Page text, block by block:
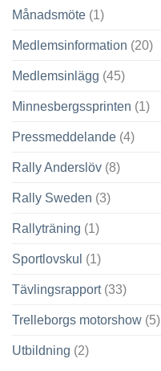
Månadsmöte (1)
Medlemsinformation (20)
Medlemsinlägg (45)
Minnesbergssprinten (1)
Pressmeddelande (4)
Rally Anderslöv (8)
Rally Sweden (3)
Rallyträning (1)
Sportlovskul (1)
Tävlingsrapport(33)
Trelleborgs motorshow (5)
Utbildning (2)